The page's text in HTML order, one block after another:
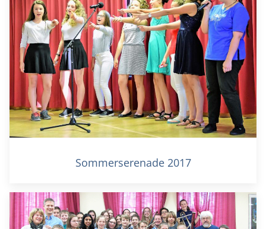
Sommerserenade 2017